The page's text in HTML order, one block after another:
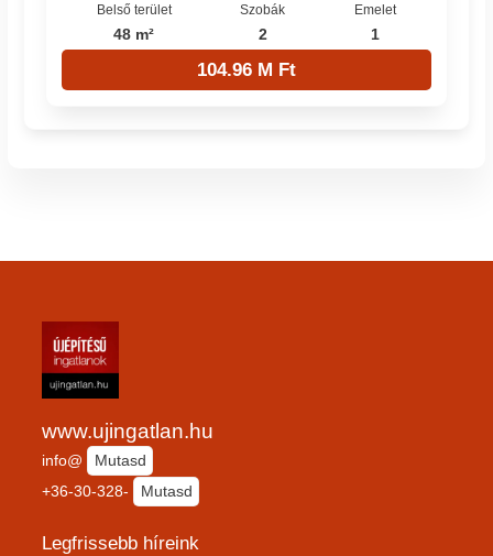
Belső terület
48 m²
Szobák
2
Emelet
1
104.96 M Ft
www.ujingatlan.hu
info@
Mutasd
+36-30-328-
Mutasd
Legfrissebb híreink